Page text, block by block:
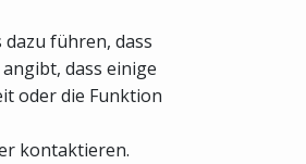
führen, dass
dass einige
oder die Funktion
kontaktieren.